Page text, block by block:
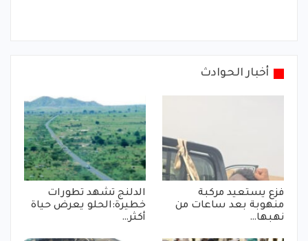
أخبار الحوادث
فزع يستعيد مركبة
منهوبة بعد ساعات من
نهبها…
الدلنج تشهد تطورات
خطيرة:الحلو يعرض حياة
أكثر…